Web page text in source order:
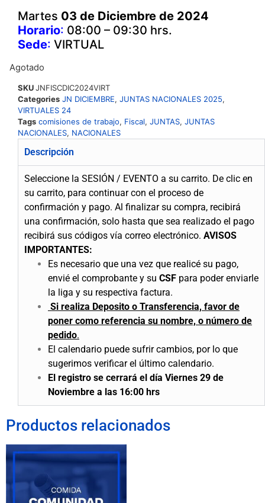
Martes 03 de Diciembre de 2024
Horario: 08:00 – 09:30 hrs.
Sede: VIRTUAL
Agotado
SKUJNFISCDIC2024VIRT
Categories JN DICIEMBRE, JUNTAS NACIONALES 2025,
VIRTUALES 24
Tags comisiones de trabajo, Fiscal, JUNTAS, JUNTAS
NACIONALES, NACIONALES
Descripción
Seleccione la SESIÓN / EVENTO a su carrito. De clic en
su carrito, para continuar con el proceso de
confirmación y pago. Al finalizar su compra, recibirá
una confirmación, solo hasta que sea realizado el pago
recibirá sus códigos vía correo electrónico. AVISOS
IMPORTANTES:
Es necesario que una vez que realicé su pago,
envié el comprobante y su CSF para poder enviarle
la liga y su respectiva factura.
Si realiza Deposito o Transferencia, favor de
poner como referencia su nombre, o número de
pedido.
El calendario puede sufrir cambios, por lo que
sugerimos verificar el último calendario.
El registro se cerrará el día Viernes 29 de
Noviembre a las 16:00 hrs
Productos relacionados